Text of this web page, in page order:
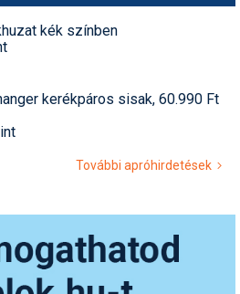
kék színben
kerékpáros sisak, 60.990 Ft
További apróhirdetések